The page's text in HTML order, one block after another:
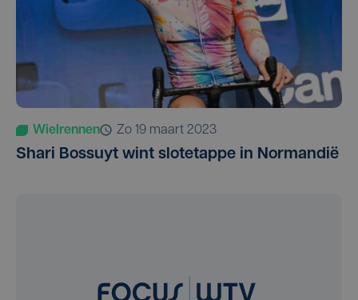
Wielrennen zo 19 maart 2023
Shari Bossuyt wint slotetappe in Normandië